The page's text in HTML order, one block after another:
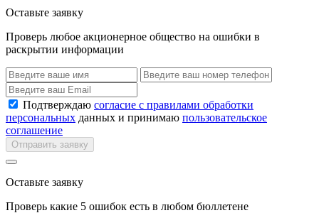
Оставьте заявку
Проверь любое акционерное общество на ошибки в
раскрытии информации
Подтверждаю согласие с правилами обработки
персональных данных и принимаю пользовательское
соглашение
Отправить заявку
Оставьте заявку
Проверь какие 5 ошибок есть в любом бюллетене